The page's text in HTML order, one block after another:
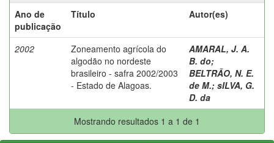
Ano de
publicação
Título Autor(es)
2002
Zoneamento agrícola do
algodão no nordeste
brasileiro - safra 2002/2003
- Estado de Alagoas.
AMARAL, J. A.
B. do;
BELTRÃO, N. E.
de M.; sILVA, G.
D. da
Mostrando resultados 1 a 1 de 1